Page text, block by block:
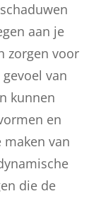
aan je
zorgen voor
van
kunnen
en
van
die de